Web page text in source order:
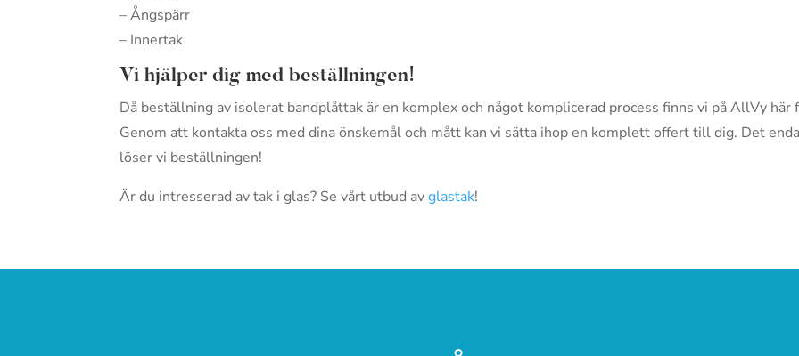
– Ångspärr
– Innertak
Vi hjälper dig med beställningen!
Då beställning av isolerat bandplåttak är en komplex och något komplicerad process finns vi på AllVy
Genom att kontakta oss med dina önskemål och mått kan vi sätta ihop en komplett offert till dig. Det
löser vi beställningen!
Är du intresserad av tak i glas? Se vårt utbud avglastak!